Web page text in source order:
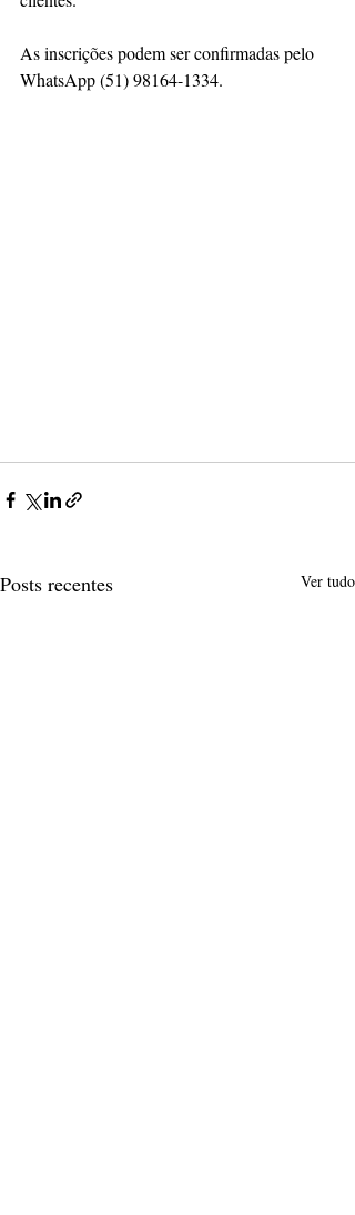
As inscrições podem ser confirmadas pelo
WhatsApp (51) 98164-1334.
Posts recentes Ver tudo